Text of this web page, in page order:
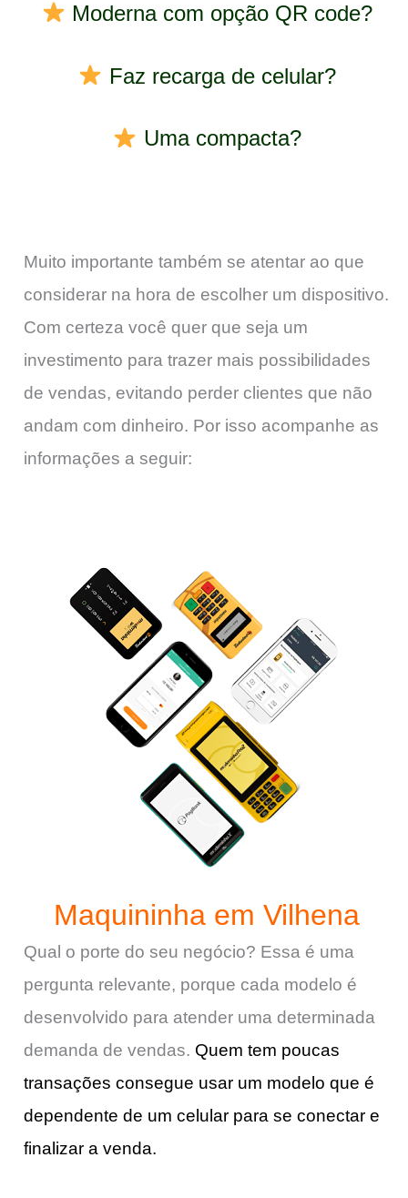
Moderna com opção QR code?
Faz recarga de celular?
Uma compacta?
Muito importante também se atentar ao que
considerar na hora de escolher um dispositivo.
Com certeza você quer que seja um
investimento para trazer mais possibilidades
de vendas, evitando perder clientes que não
andam com dinheiro. Por isso acompanhe as
informações a seguir:
Maquininha em Vilhena
Qual o porte do seu negócio? Essa é uma
pergunta relevante, porque cada modelo é
desenvolvido para atender uma determinada
demanda de vendas. Quem tem poucas
transações consegue usar um modelo que é
dependente de um celular para se conectar e
finalizar a venda.